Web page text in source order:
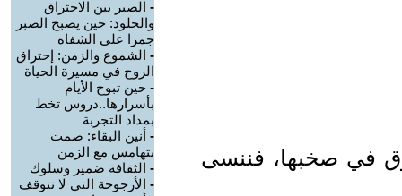
في صخبها، فننسى
- الصبر بين الاحتراق
والخلود: حين يصبح الصبر
جمرا على الشفاه
- الشموع والزمن: إحتراق
الروح في مسيرة الحياة
- حين تبوح الأيام
بأسرارها..دروس تخط
بمداد التجربة
- أنين البقاء: صمت
يتهامس مع الزمن
- الثقافة ضمير وسلوك
- الأرجوحة التي لا تتوقف